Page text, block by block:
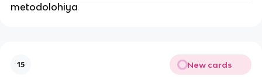
metodolohiya
15 New cards